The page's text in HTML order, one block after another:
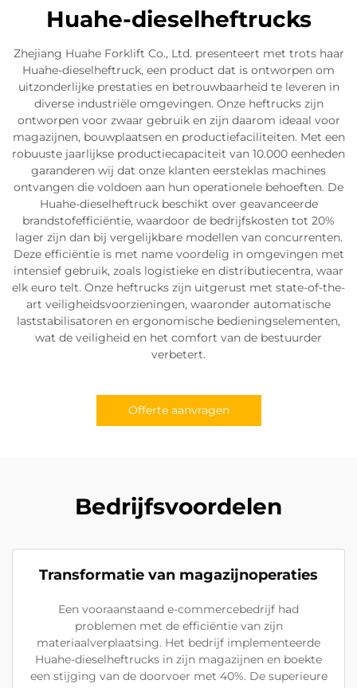
Huahe-dieselheftrucks
Zhejiang Huahe Forklift Co., Ltd. presenteert met trots haar
Huahe-dieselheftruck, een product dat is ontworpen om
uitzonderlijke prestaties en betrouwbaarheid te leveren in
diverse industriële omgevingen. Onze heftrucks zijn
ontworpen voor zwaar gebruik en zijn daarom ideaal voor
magazijnen, bouwplaatsen en productiefaciliteiten. Met een
robuuste jaarlijkse productiecapaciteit van 10.000 eenheden
garanderen wij dat onze klanten eersteklas machines
ontvangen die voldoen aan hun operationele behoeften. De
Huahe-dieselheftruck beschikt over geavanceerde
brandstofefficiëntie, waardoor de bedrijfskosten tot 20%
lager zijn dan bij vergelijkbare modellen van concurrenten.
Deze efficiëntie is met name voordelig in omgevingen met
intensief gebruik, zoals logistieke en distributiecentra, waar
elk euro telt. Onze heftrucks zijn uitgerust met state-of-the-
art veiligheidsvoorzieningen, waaronder automatische
laststabilisatoren en ergonomische bedieningselementen,
wat de veiligheid en het comfort van de bestuurder
verbetert.
Offerte aanvragen
Bedrijfsvoordelen
Transformatie van magazijnoperaties
Een vooraanstaand e-commercebedrijf had
problemen met de efficiëntie van zijn
materiaalverplaatsing. Het bedrijf implementeerde
Huahe-dieselheftrucks in zijn magazijnen en boekte
een stijging van de doorvoer met 40%. De superieure